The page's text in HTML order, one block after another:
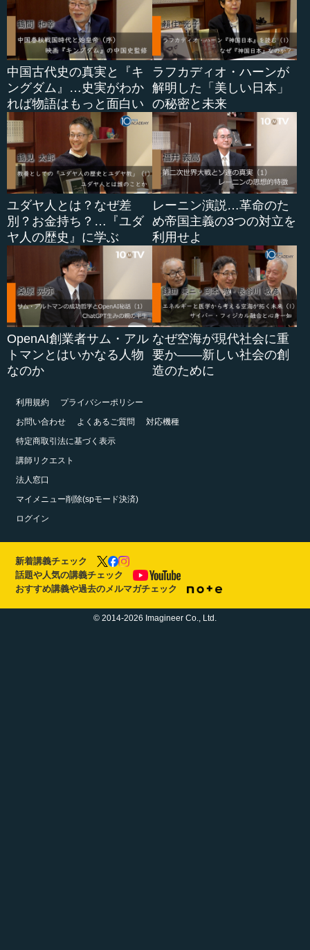
中国古代史の真実と『キ
ングダム』…史実がわか
れば物語はもっと面白い
ラフカディオ・ハーンが
解明した「美しい日本」
の秘密と未来
ユダヤ人とは？なぜ差
別？お金持ち？…『ユダ
ヤ人の歴史』に学ぶ
レーニン演説…革命のた
め帝国主義の3つの対立を
利用せよ
OpenAI創業者サム・アル
トマンとはいかなる人物
なのか
なぜ空海が現代社会に重
要か――新しい社会の創
造のために
利用規約
プライバシーポリシー
お問い合わせ
よくあるご質問
対応機種
特定商取引法に基づく表示
講師リクエスト
法人窓口
マイメニュー削除(spモード決済)
ログイン
新着講義チェック
話題や人気の講義チェック
おすすめ講義や過去のメルマガチェック
© 2014-2026 Imagineer Co., Ltd.